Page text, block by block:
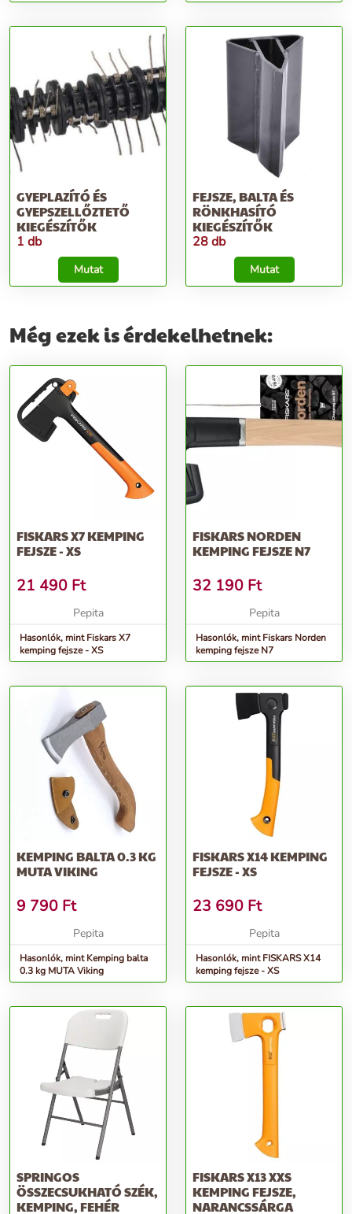
GYEPLAZÍTÓ ÉS
GYEPSZELLŐZTETŐ
KIEGÉSZÍTŐK
1 db
Mutat
FEJSZE, BALTA ÉS
RÖNKHASÍTÓ
KIEGÉSZÍTŐK
28 db
Mutat
Még ezek is érdekelhetnek:
FISKARS X7 KEMPING
FEJSZE - XS
21 490 Ft
Pepita
Hasonlók, mint Fiskars X7
kemping fejsze - XS
FISKARS NORDEN
KEMPING FEJSZE N7
32 190 Ft
Pepita
Hasonlók, mint Fiskars Norden
kemping fejsze N7
KEMPING BALTA 0.3 KG
MUTA VIKING
9 790 Ft
Pepita
Hasonlók, mint Kemping balta
0.3 kg MUTA Viking
FISKARS X14 KEMPING
FEJSZE - XS
23 690 Ft
Pepita
Hasonlók, mint FISKARS X14
kemping fejsze - XS
SPRINGOS
ÖSSZECSUKHATÓ SZÉK,
KEMPING, FEHÉR
FISKARS X13 XXS
KEMPING FEJSZE,
NARANCSSÁRGA